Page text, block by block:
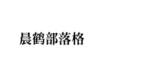
晨鹤部落格